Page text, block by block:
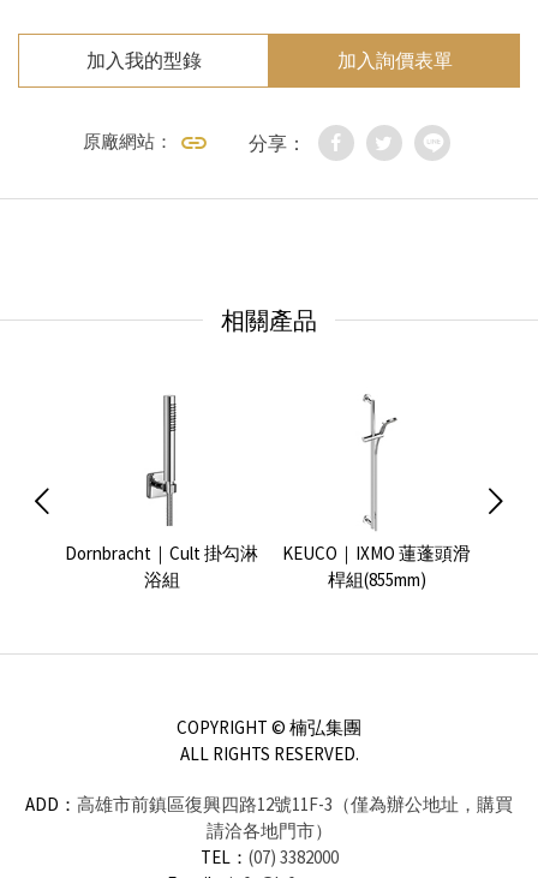
加入我的型錄 加入詢價表單
原廠網站： 分享：
相關產品
Dornbracht｜Cult 掛勾淋
浴組
KEUCO｜IXMO 蓮蓬頭滑
桿組(855mm)
COPYRIGHT © 楠弘集團
ALL RIGHTS RESERVED.
ADD： 高雄市前鎮區復興四路12號11F-3（僅為辦公地址，購買
請洽各地門市）
TEL： (07) 3382000